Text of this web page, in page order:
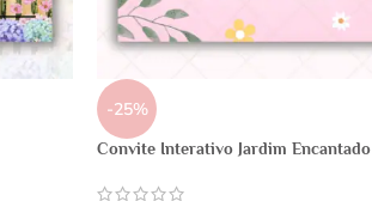
-25%
Convite Interativo Jardim Encantado